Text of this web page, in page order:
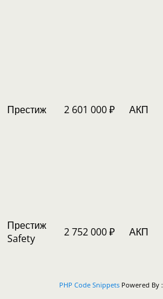
Престиж 2 601 000 ₽ АКП
Престиж
Safety
2 752 000 ₽ АКП
PHP Code SnippetsPowered By :